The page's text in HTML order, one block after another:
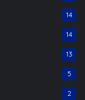
14
14
13
5
2